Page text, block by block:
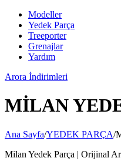
Modeller
Yedek Parça
Treeporter
Grenajlar
Yardım
Arora İndirimleri
MİLAN
Ana Sayfa/YEDEK PARÇA/
Milan Yedek Parça | Orijinal